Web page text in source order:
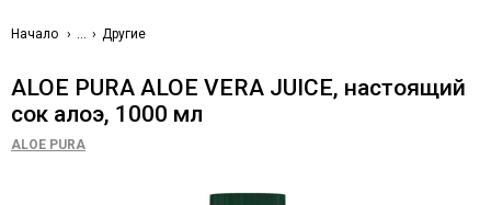
Начало Другие
ALOE PURA ALOE VERA JUICE, настоящий
сок алоэ, 1000 мл
ALOE PURA